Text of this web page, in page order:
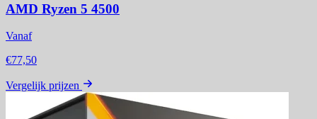
AMD Ryzen 5 4500
Vanaf
€77,50
Vergelijk prijzen